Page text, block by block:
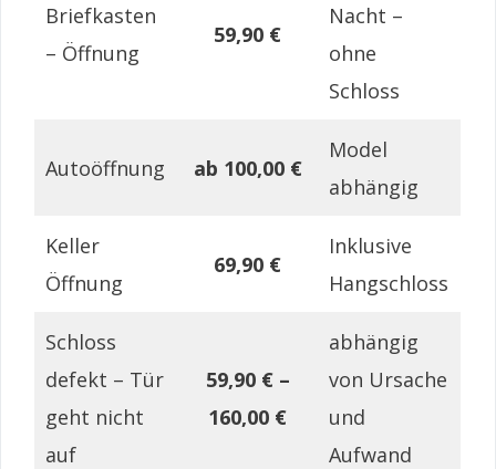
Briefkasten
– Öffnung
59,90 €
Nacht –
ohne
Schloss
Autoöffnung ab 100,00 €
Model
abhängig
Keller
Öffnung
69,90 €
Inklusive
Hangschloss
Schloss
defekt – Tür
geht nicht
auf
59,90 € –
160,00 €
abhängig
von Ursache
und
Aufwand